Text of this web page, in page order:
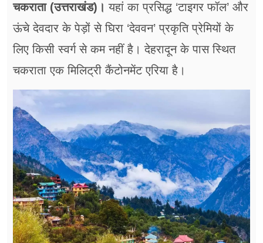
चकराता (उत्तराखंड)। यहां का प्रसिद्ध ‘टाइगर फॉल’ और
ऊंचे देवदार के पेड़ों से घिरा ‘देववन’ प्रकृति प्रेमियों के
लिए किसी स्वर्ग से कम नहीं है। देहरादून के पास स्थित
चकराता एक मिलिट्री कैंटोनमेंट एरिया है।